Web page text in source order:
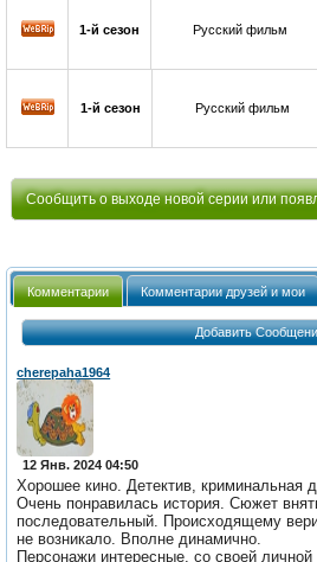
1-й сезон Русский фильм
1-й сезон Русский фильм
Сообщить о выходе новой серии или
Комментарии Комментарии друзей и мои
Добавить
cherepaha1964
12 Янв. 2024 04:50
Хорошее кино. Детектив, криминальная
Очень понравилась история. Сюжет
последовательный. Происходящему
не возникало. Вполне динамично.
Персонажи интересные, со своей